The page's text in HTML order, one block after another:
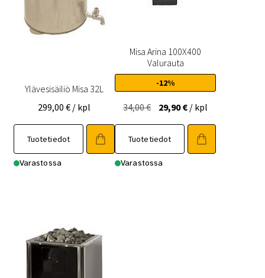
Ylävesisäiliö Misa 32L
299,00 € / kpl
Tuotetiedot
Varastossa
Misa Arina 100X400
Valurauta
-12%
34,00€ Alkuperäinen
oli:
34,00 €.
29,90€Nykyinen
on:
29,90 €.
/ kpl
Tuotetiedot
Varastossa